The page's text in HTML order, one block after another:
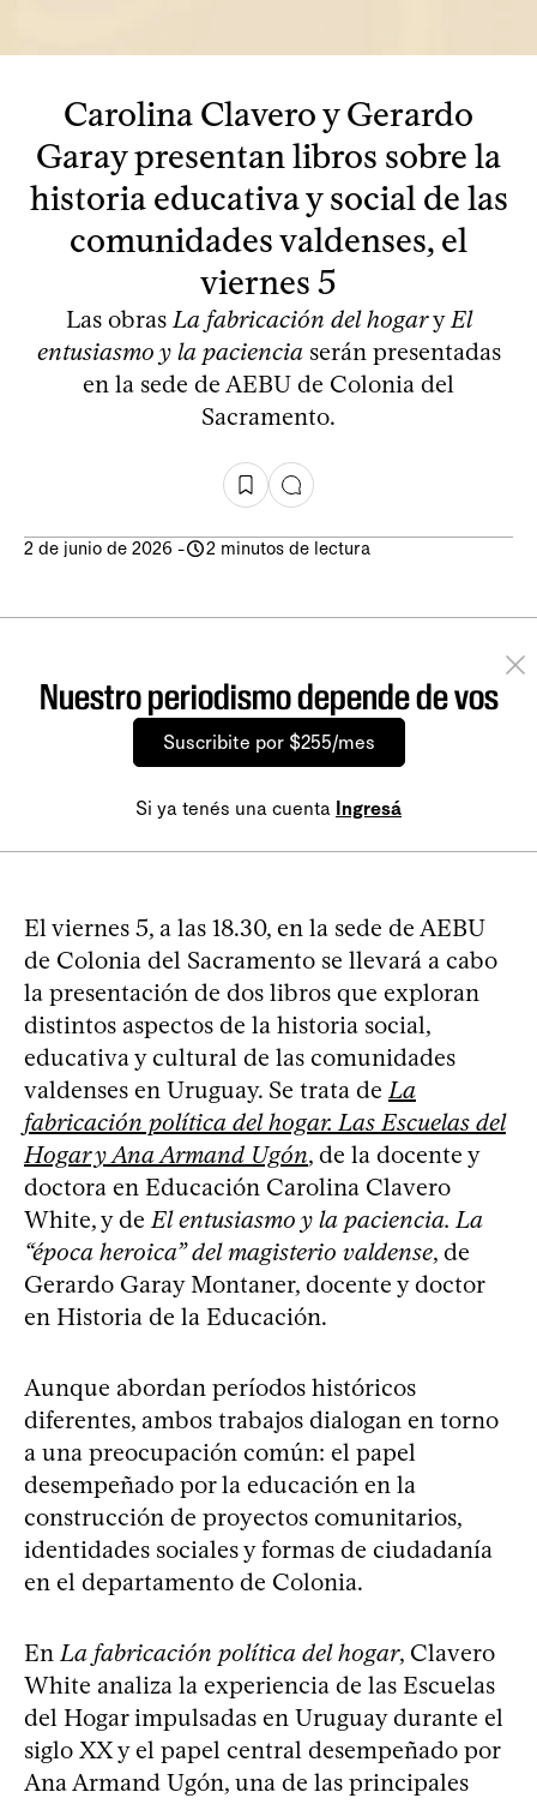
Carolina Clavero y Gerardo
Garay presentan libros sobre la
historia educativa y social de las
comunidades valdenses, el
viernes 5
Las obrasLa fabricación del hogaryEl
entusiasmo y la pacienciaserán presentadas
en la sede de AEBU de Colonia del
Sacramento.
2 de junio de 2026 - 2 minutos de lectura
Nuestro periodismo depende de vos
Suscribite por $255/mes
Si ya tenés una cuenta Ingresá
El viernes 5, a las 18.30, en la sede de AEBU
de Colonia del Sacramento se llevará a cabo
la presentación de dos libros que exploran
distintos aspectos de la historia social,
educativa y cultural de las comunidades
valdenses en Uruguay. Se trata deLa
fabricación política del hogar. Las Escuelas del
Hogar y Ana Armand Ugón, de la docente y
doctora en Educación Carolina Clavero
White, y deEl entusiasmo y la paciencia. La
“época heroica” del magisterio valdense, de
Gerardo Garay Montaner, docente y doctor
en Historia de la Educación.
Aunque abordan períodos históricos
diferentes, ambos trabajos dialogan en torno
a una preocupación común: el papel
desempeñado por la educación en la
construcción de proyectos comunitarios,
identidades sociales y formas de ciudadanía
en el departamento de Colonia.
EnLa fabricación política del hogar, Clavero
White analiza la experiencia de las Escuelas
del Hogar impulsadas en Uruguay durante el
siglo XX y el papel central desempeñado por
Ana Armand Ugón, una de las principales